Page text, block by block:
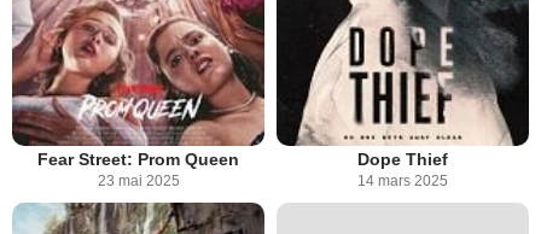
Fear Street: Prom Queen
23 mai 2025
Dope Thief
14 mars 2025